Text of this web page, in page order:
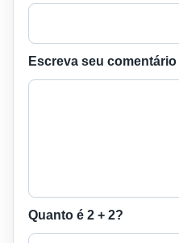
Escreva seu comentário
Quanto é 2 + 2?